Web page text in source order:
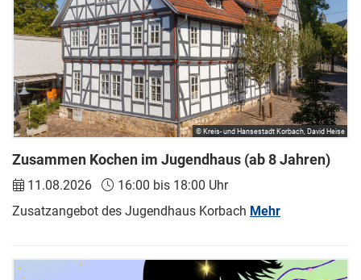
Zusammen Kochen im Jugendhaus (ab 8 Jahren)
11.08.2026
16:00 bis 18:00 Uhr
Zusatzangebot des Jugendhaus Korbach Mehr
© Kreis- und Hansestadt Korbach, David Heise